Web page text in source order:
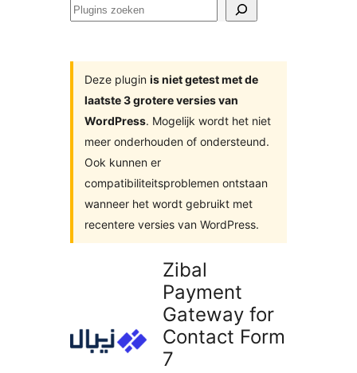
Plugins
Deze plugin is niet getest met de
laatste 3 grotere versies van
WordPress. Mogelijk wordt het niet
meer onderhouden of ondersteund.
Ook kunnen er
compatibiliteitsproblemen ontstaan
wanneer het wordt gebruikt met
recentere versies van WordPress.
Zibal
Payment
Gateway for
Contact Form
7